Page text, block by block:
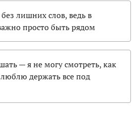
лишних слов, ведь в
просто быть рядом
— я не могу смотреть, как
люблю держать все под